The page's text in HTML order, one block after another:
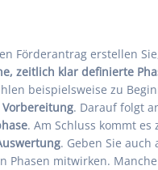
Förderantrag erstellen
zeitlich klar definierte
beispielsweise zu
. Darauf folgt
. Am Schluss kommt es
. Geben Sie auch
Phasen mitwirken.